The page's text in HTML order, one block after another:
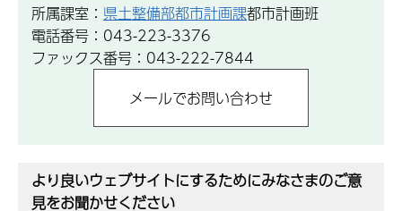
所属課室： 県土整備部都市計画課都市計画班
電話番号：043-223-3376
ファックス番号：043-222-7844
より良いウェブサイトにするためにみなさまのご意
見をお聞かせください